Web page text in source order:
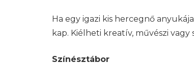
Ha egy igazi kis hercegnő
kap. Kiélheti kreatív, művészi
Színésztábor